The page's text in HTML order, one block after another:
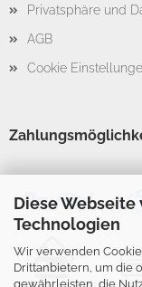
Diese
Technologien
Wir verwenden
Drittanbietern, um die
gewährleisten, die
Privatsphäre und
AGB
Cookie